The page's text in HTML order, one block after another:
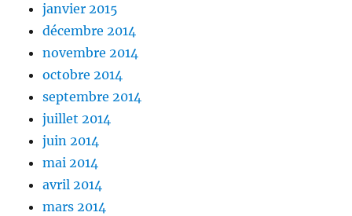
janvier 2015
décembre 2014
novembre 2014
octobre 2014
septembre 2014
juillet 2014
juin 2014
mai 2014
avril 2014
mars 2014